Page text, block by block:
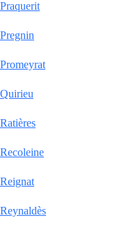
Praquerit
Pregnin
Promeyrat
Quirieu
Ratières
Recoleine
Reignat
Reynaldès